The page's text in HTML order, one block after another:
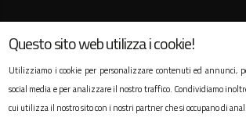
Orari Lavorativi
Lunedì
09:00 - 21:00
Questo sito web utilizza i cookie!
Utilizziamo i cookie per personalizzare contenuti ed annunci,
social media e per analizzare il nostro traffico. Condividiamo
cui utilizza il nostro sito con i nostri partner che si occupano di